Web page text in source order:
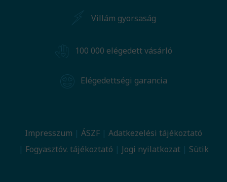
Villám gyorsaság
100 000 elégedett vásárló
Elégedettségi garancia
Impresszum ÁSZF
Adatkezelési tájékoztató
Fogyasztóv. tájékoztató
Jogi nyilatkozat Sütik